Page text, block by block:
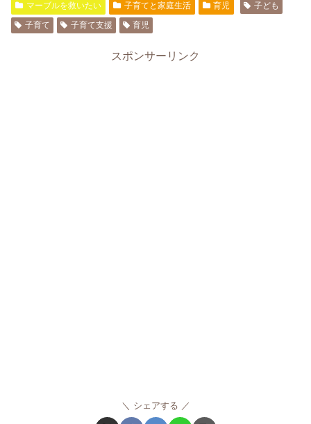
マーブルを救いたい 子育てと家庭生活 育児
子ども
子育て
子育て支援 育児
スポンサーリンク
シェアする